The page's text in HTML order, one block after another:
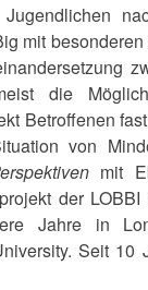
mit
die
Betroffenen
von
mit
der
Jahre in
Seit 10